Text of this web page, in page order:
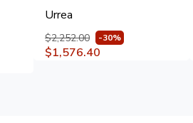
Urrea
$2,252.00 -30%
$1,576.40